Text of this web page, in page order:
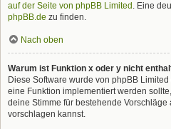
auf der Seite von phpBB Limited . Eine
phpBB.de zu finden.
Nach oben
Warum ist Funktion x oder y nicht
Diese Software wurde von phpBB
eine Funktion implementiert werden
deine Stimme für bestehende
vorschlagen kannst.